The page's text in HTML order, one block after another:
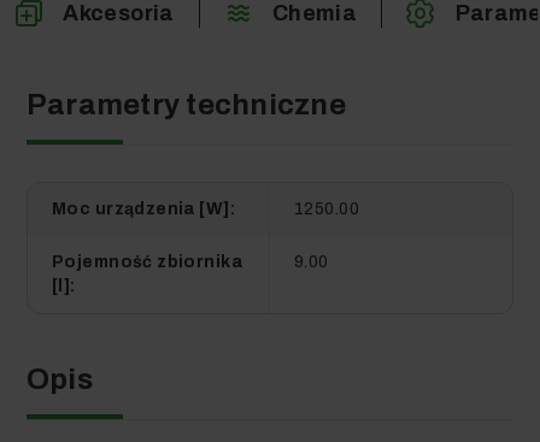
Akcesoria Chemia
Parametry techniczne
Moc urządzenia [W]: 1250.00
Pojemność zbiornika
[l]:
9.00
Opis